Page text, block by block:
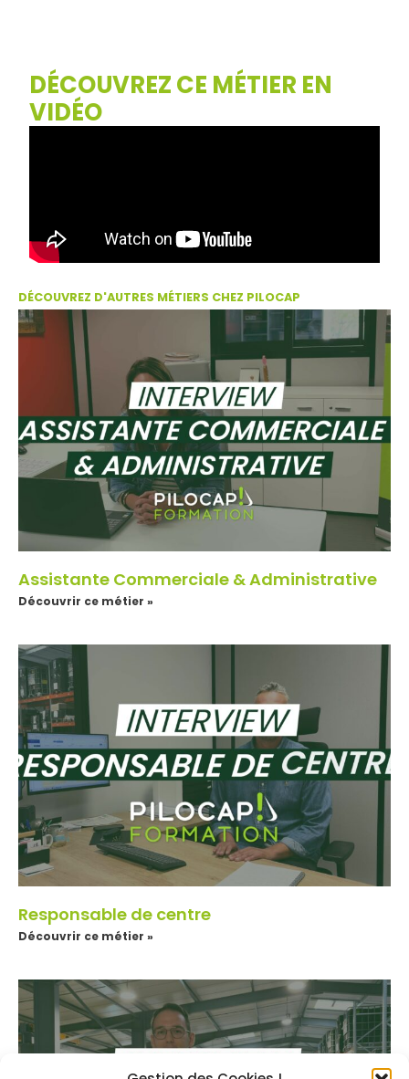
DÉCOUVREZ CE MÉTIER EN
VIDÉO
DÉCOUVREZ D'AUTRES MÉTIERS CHEZ PILOCAP
Assistante Commerciale & Administrative
Découvrir ce métier »
Responsable de centre
Découvrir ce métier »